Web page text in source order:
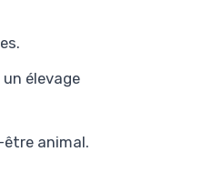
élevage
animal.